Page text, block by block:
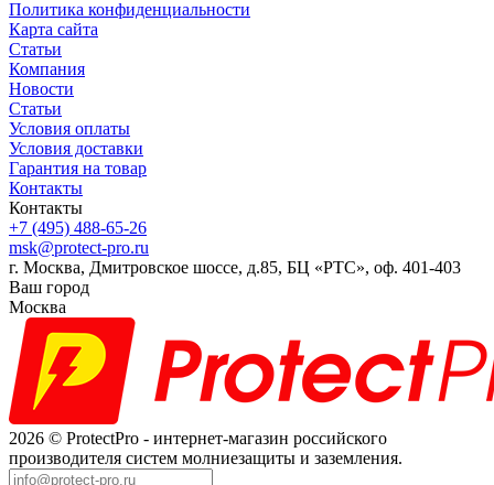
Политика конфиденциальности
Карта сайта
Статьи
Компания
Новости
Статьи
Условия оплаты
Условия доставки
Гарантия на товар
Контакты
Контакты
+7 (495) 488-65-26
msk@protect-pro.ru
г. Москва, Дмитровское шоссе, д.85, БЦ «РТС», оф. 401-403
Ваш город
Москва
2026 © ProtectPro - интернет-магазин российского
производителя систем молниезащиты и заземления.